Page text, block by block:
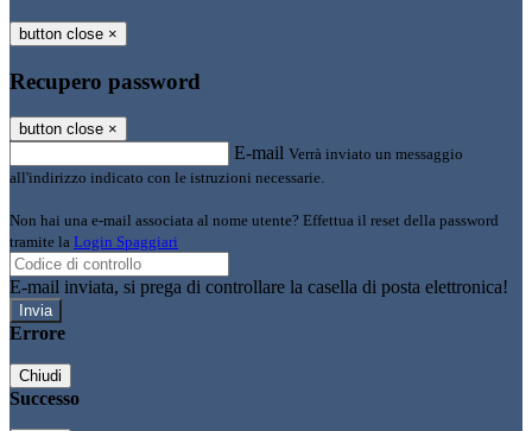
button close ×
Recupero password
button close ×
E-mail Verrà inviato un messaggio
all'indirizzo indicato con le istruzioni necessarie.
Non hai una e-mail associata al nome utente? Effettua il reset della password
tramite la Login Spaggiari
E-mail inviata, si prega di controllare la casella di posta elettronica!
Errore
Chiudi
Successo